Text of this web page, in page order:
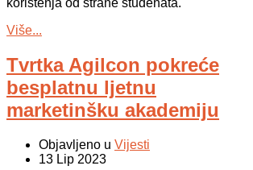
korištenja od strane studenata.
Više...
Tvrtka Agilcon pokreće
besplatnu ljetnu
marketinšku akademiju
Objavljeno u Vijesti
13 Lip 2023